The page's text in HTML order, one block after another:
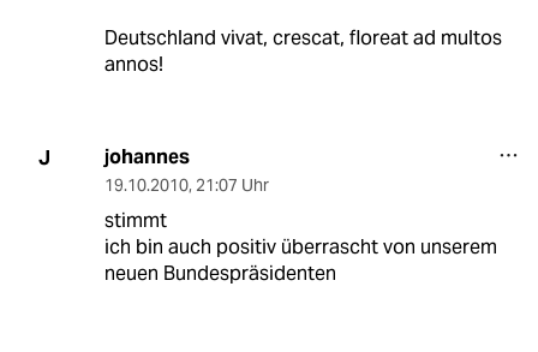
Deutschland vivat, crescat, floreat ad multos
annos!
J johannes
19.10.2010, 21:07 Uhr
stimmt
ich bin auch positiv überrascht von unserem
neuen Bundespräsidenten